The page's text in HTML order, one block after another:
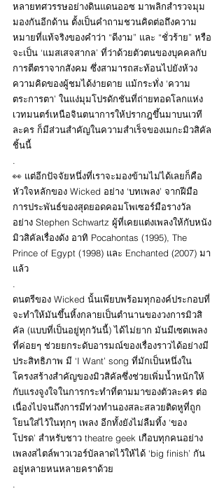
หลายทศวรรษอย่างดินแดนออซ มาพลิกสำรวจมุม
มองกันอีกด้าน ตั้งเป็นคำถามชวนคิดต่อถึงความ
หมายที่แท้จริงของคำว่า “ดีงาม” และ “ชั่วร้าย” หรือ
จะเป็น ‘แมสเสจสากล’ ที่ว่าด้วยตัวตนของบุคคลกับ
การตีตราจากสังคม ซึ่งสามารถสะท้อนไปยังห้วง
ความคิดของผู้ชมได้ง่ายดาย แม้กระทั่ง ‘ความ
ตระการตา’ ในแง่มุมโปรดักชันที่ถ่ายทอดโลกแห่ง
เวทมนตร์เหนือจินตนาการให้ปรากฎขึ้นมาบนเวที
ละคร ก็มีส่วนสำคัญในความสำเร็จของเมกะมิวสิคัล
ชิ้นนี้
.
👀 แต่อีกปัจจัยหนึ่งที่เราจะมองข้ามไม่ได้เลยก็คือ
หัวใจหลักของ Wicked อย่าง ‘บทเพลง’ จากฝีมือ
การประพันธ์ของสุดยอดคอมโพเซอร์มือรางวัล
อย่าง Stephen Schwartz ผู้ที่เคยแต่งเพลงให้กับหนัง
มิวสิคัลเรื่องดัง อาทิ Pocahontas (1995), The
Prince of Egypt (1998) และ Enchanted (2007) มา
แล้ว
.
ดนตรีของ Wicked นั้นเพียบพร้อมทุกองค์ประกอบที่
จะทำให้มันขึ้นหิ้งกลายเป็นตำนานของวงการมิวสิ
คัล (แบบที่เป็นอยู่ทุกวันนี้) ได้ไม่ยาก มันมีเซตเพลง
ที่ค่อยๆ ช่วยยกระดับอารมณ์ของเรื่องราวได้อย่างมี
ประสิทธิภาพ มี ‘I Want’ song ที่มักเป็นหนึ่งใน
โครงสร้างสำคัญของมิวสิคัลซึ่งช่วยเพิ่มน้ำหนักให้
กับแรงจูงใจในการกระทำที่ตามมาของตัวละคร ต่อ
เนื่องไปจนถึงการมีท่วงทำนองสละสลวยติดหูที่ถูก
โยนใส่ไว้ในทุกๆ เพลง อีกทั้งยังไม่ลืมทิ้ง ‘ของ
โปรด’ สำหรับชาว theatre geek เกือบทุกคนอย่าง
เพลงสไตล์พาวเวอร์บัลลาดไว้ให้ได้ ‘big finish’ กัน
อยู่หลายหนหลายคราด้วย
.